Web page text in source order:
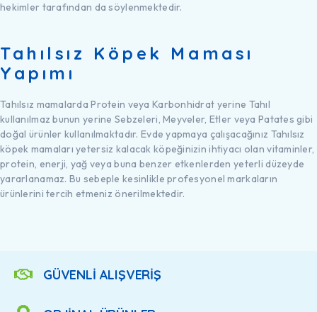
hekimler tarafından da söylenmektedir.
Tahılsız Köpek Maması
Yapımı
Tahılsız mamalarda Protein veya Karbonhidrat yerine Tahıl
kullanılmaz bunun yerine Sebzeleri, Meyveler, Etler veya Patates gibi
doğal ürünler kullanılmaktadır. Evde yapmaya çalışacağınız Tahılsız
köpek mamaları yetersiz kalacak köpeğinizin ihtiyacı olan vitaminler,
protein, enerji, yağ veya buna benzer etkenlerden yeterli düzeyde
yararlanamaz. Bu sebeple kesinlikle profesyonel markaların
ürünlerini tercih etmeniz önerilmektedir.
GÜVENLİ ALIŞVERİŞ